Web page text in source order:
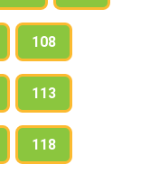
108
113
118